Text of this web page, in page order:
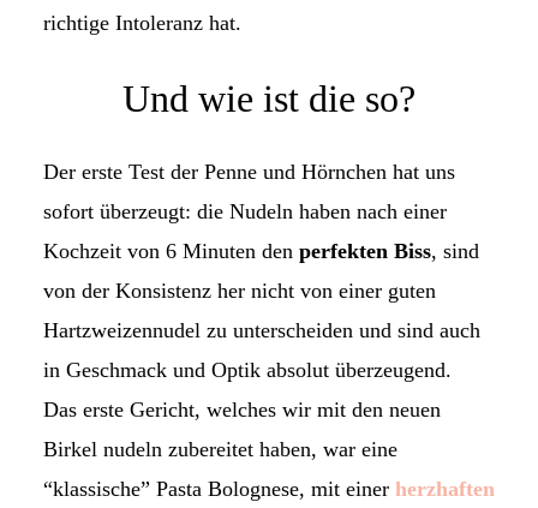
richtige Intoleranz hat.
Und wie ist die so?
Der erste Test der Penne und Hörnchen hat uns
sofort überzeugt: die Nudeln haben nach einer
Kochzeit von 6 Minuten den perfekten Biss, sind
von der Konsistenz her nicht von einer guten
Hartzweizennudel zu unterscheiden und sind auch
in Geschmack und Optik absolut überzeugend.
Das erste Gericht, welches wir mit den neuen
Birkel nudeln zubereitet haben, war eine
“klassische” Pasta Bolognese, mit einer herzhaften